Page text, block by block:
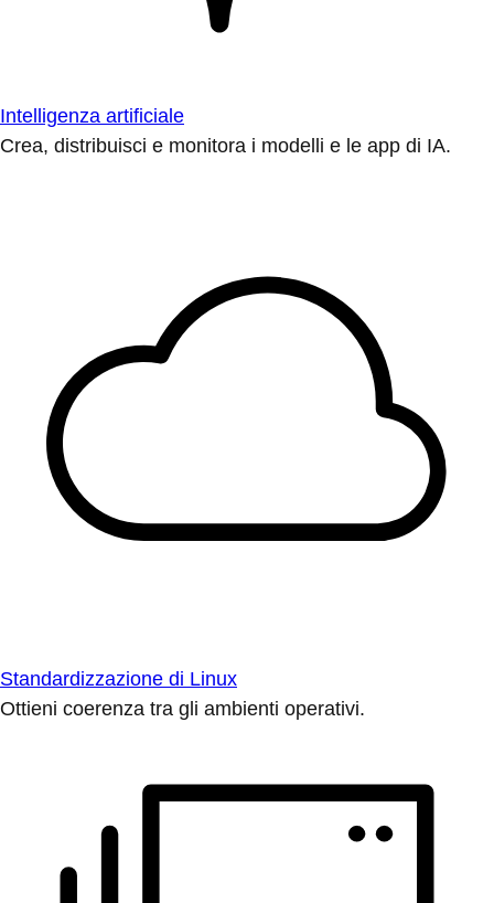
Intelligenza artificiale
Crea, distribuisci e monitora i modelli e le app di IA.
Standardizzazione di Linux
Ottieni coerenza tra gli ambienti operativi.